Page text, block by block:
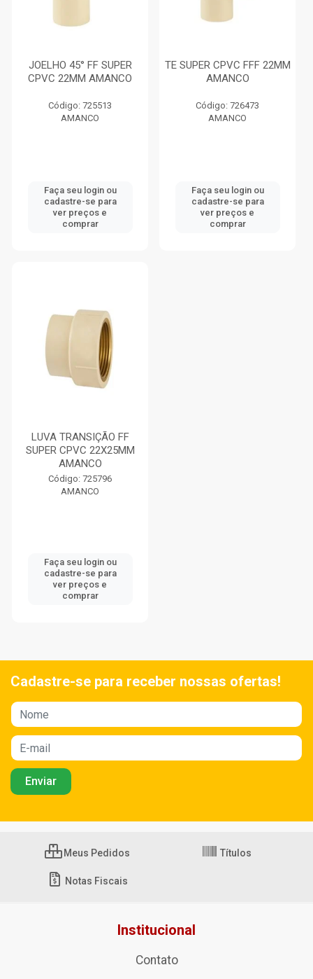
JOELHO 45° FF SUPER
CPVC 22MM AMANCO
Código: 725513
AMANCO
Faça seu login ou
cadastre-se para
ver preços e
comprar
TE SUPER CPVC FFF 22MM
AMANCO
Código: 726473
AMANCO
Faça seu login ou
cadastre-se para
ver preços e
comprar
LUVA TRANSIÇÃO FF
SUPER CPVC 22X25MM
AMANCO
Código: 725796
AMANCO
Faça seu login ou
cadastre-se para
ver preços e
comprar
Cadastre-se para receber nossas ofertas!
Meus Pedidos Títulos
Notas Fiscais
Institucional
Contato